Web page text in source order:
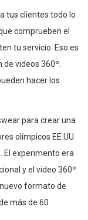
tus clientes todo lo
comprueben el
tu servicio. Eso es
de videos 360º.
hacer los
para crear una
olímpicos EE.UU.
El experimento era
y el video 360º
formato de
más de 60